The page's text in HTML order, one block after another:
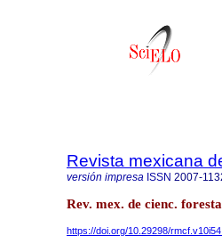
Revista mexicana
versión impresa ISSN 2007-
Rev. mex. de cienc.
https://doi.org/10.29298/